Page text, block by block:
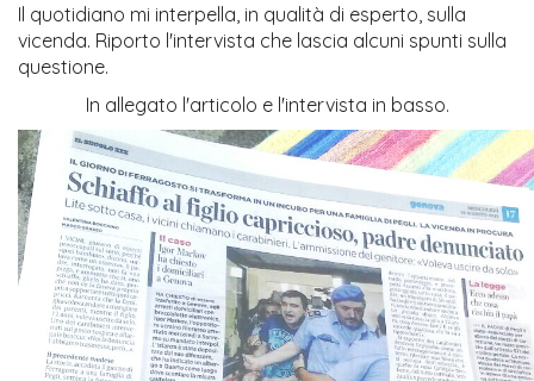
Il quotidiano mi interpella, in qualità di esperto, sulla
vicenda. Riporto l'intervista che lascia alcuni spunti sulla
questione.
In allegato l'articolo e l'intervista in basso.